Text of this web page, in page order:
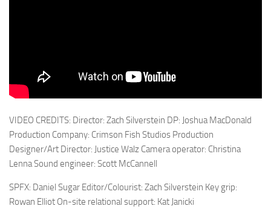
VIDEO CREDITS: Director: Zach Silverstein DP: Joshua MacDonald
Production Company: Crimson Fish Studios Production
Designer/Art Director: Justice Walz Camera operator: Christina
Lenna Sound engineer: Scott McCannell
SPFX: Daniel Sugar Editor/Colourist: Zach Silverstein Key grip:
Rowan Elliot On-site relational support: Kat Janicki